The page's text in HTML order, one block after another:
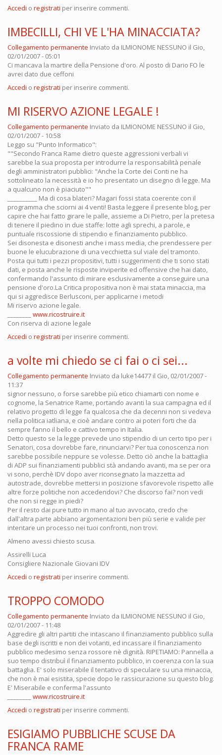
Accedi o registrati per inserire commenti.
IMBECILLI, CHI VE L'HA MINACCIATA?
Collegamento permanente Inviato da ILMIONOME NESSUNO il Gio,
02/01/2007 - 05:01
Ci mancava la martire della Pensione d'oro. Al posto di Dario FO le
avrei dato due ceffoni
Accedi o registrati per inserire commenti.
MI RISERVO AZIONE LEGALE !
Collegamento permanente Inviato da ILMIONOME NESSUNO il Gio,
02/01/2007 - 10:58
Leggo su "Punto Informatico":
""Secondo Franca Rame dietro queste aggressioni verbali vi
sarebbe la sua proposta per introdurre la responsabilità penale
degli amministratori pubblici: "Anche la Corte dei Conti ne ha
sottolineato la necessità e io ho presentato un disegno di legge. Ma
a qualcuno non è piaciuto""
__________ Ma di cosa blateri? Magari fossi stata coerente con il
programma che sciorni ai 4 venti! Basta leggere il presente blog, per
capire che hai fatto girare le palle, assieme a Di Pietro, per la pretesa
di tenere il piedino in due staffe: lotte agli sprechi, a parole, e
puntuale riscossione di stipendio e finanziamento pubblico.
Sei disonesta e disonesti anche i mass media, che prendessere per
buone le elucubrazione di una vecchietta sul viale del tramonto.
Posta qui tutti i pezzi propositivi, tutti i suggerimenti che ti sono stati
dati, e posta anche le risposte inviperite ed offensive che hai dato,
confermando l'assunto di mirare esclusivamente a conseguire una
pensione d'oro.La Critica propositiva non è mai stata minaccia, ma
qui si aggredisce Berlusconi, per applicarne i metodi
Mi riservo azione legale.
www.ricostruire.it
Con riserva di azione legale
Accedi o registrati per inserire commenti.
a volte mi chiedo se ci fai o ci sei...
Collegamento permanente Inviato da luke14477 il Gio, 02/01/2007 -
11:37
signor nessuno, o forse sarebbe più etico chiamarti con nome e
cognome, la Senatrice Rame, portando avanti la sua campagna ed il
relativo progetto di legge fa qualcosa che da decenni non si vedeva
nella politica iatliana, e cioè andare contro ai poteri forti che da
sempre fanno il bello e cattivo tempo in Italia.
Detto questo se la legge prevede uno stipendio di un certo tipo per i
Senatori, cosa dovrebbe fare, rinunciarvi? Per tua conoscenza non
sarebbe possibile neppure se volesse. Detto ciò anche la battaglia
di ADP sui finanziamenti pubblici stà andando avanti, ma se per ora
vi sono, perchè IDV dopo aver riconsegnato la mazzetta ad
autostrade, dovrebbe mettersi in posizione sfavorevole rispetto alle
altre forze politiche non accedendovi? Che discorso fai? non vedi
che non si regge in piedi?
Per il resto dai pure tutto in mano al tuo avvocato, credo che
dall'altra parte abbiano argomentazioni ben più serie e valide per
intentare un processo nei tuoi confronti, non trovi.
Almeno avessi chiesto scusa.
Assirelli Luca
Consigliere Nazionale Giovani IDV
Accedi o registrati per inserire commenti.
TROPPO COMODO
Collegamento permanente Inviato da ILMIONOME NESSUNO il Gio,
02/01/2007 - 11:48
Aggredire gli altri partiti che intascano il finanziamento pubblico sulla
base degli iscritti e non dei votanti, ed incassare il finanziamento
pubblico medesimo senza rossore nè dignità. RIPETIAMO: Pannella a
suo tempo distribuì il finanziamento pubblico, in coerenza con la sua
battaglia. E' solo miserabile il tentativo di speculare su una minaccia,
che non è mai esistita, specie dopo le rassicurazione su questo blog.
E' Miserabile e conferma l'assunto
www.ricostruire.it
Accedi o registrati per inserire commenti.
ESIGIAMO PUBBLICHE SCUSE DA
FRANCA RAME